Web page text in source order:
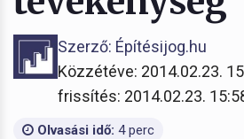
Szerző: Építésijog.hu
Közzétéve: 2014.02.23.
frissítés: 2014.02.23.
Olvasási idő: 4 perc